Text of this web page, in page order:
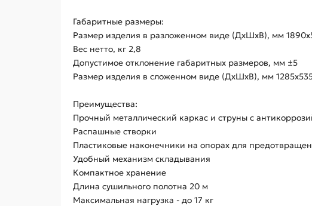
Габаритные размеры:
Размер изделия в разложенном виде (ДхШхВ), мм
Вес нетто, кг 2,8
Допустимое отклонение габаритных размеров, мм ±5
Размер изделия в сложенном виде (ДхШхВ), мм
Преимущества:
Прочный металлический каркас и струны с
Распашные створки
Пластиковые наконечники на опорах для
Удобный механизм складывания
Компактное хранение
Длина сушильного полотна 20 м
Максимальная нагрузка - до 17 кг